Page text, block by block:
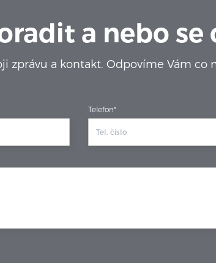
a nebo se
zprávu a kontakt. Odpovíme Vám co
Telefon*